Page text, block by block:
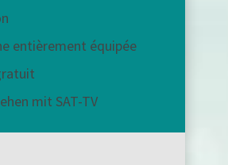
entièrement équipée
mit SAT-TV